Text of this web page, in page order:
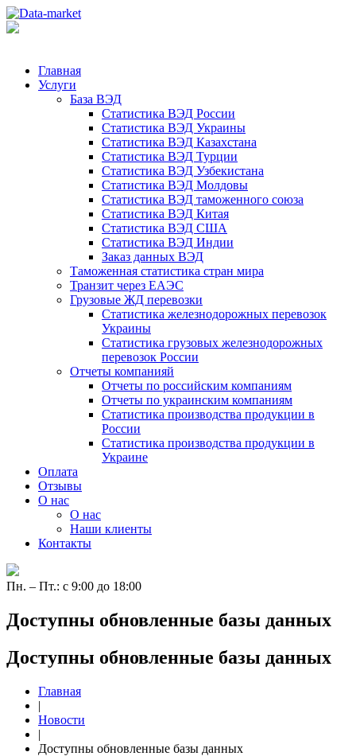
Главная
Услуги
База ВЭД
Статистика ВЭД России
Статистика ВЭД Украины
Статистика ВЭД Казахстана
Статистика ВЭД Турции
Статистика ВЭД Узбекистана
Статистика ВЭД Молдовы
Статистика ВЭД таможенного союза
Статистика ВЭД Китая
Статистика ВЭД США
Статистика ВЭД Индии
Заказ данных ВЭД
Таможенная статистика стран мира
Транзит через ЕАЭС
Грузовые ЖД перевозки
Статистика железнодорожных перевозок
Украины
Статистика грузовых железнодорожных
перевозок России
Отчеты компанияй
Отчеты по российским компаниям
Отчеты по украинским компаниям
Статистика производства продукции в
России
Статистика производства продукции в
Украине
Оплата
Отзывы
О нас
О нас
Наши клиенты
Контакты
Пн. – Пт.: с 9:00 до 18:00
Доступны обновленные базы данных
Доступны обновленные базы данных
Главная
|
Новости
|
Доступны обновленные базы данных